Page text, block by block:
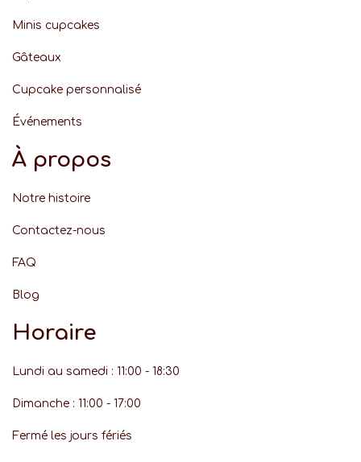
Minis cupcakes
Gâteaux
Cupcake personnalisé
Événements
À propos
Notre histoire
Contactez-nous
FAQ
Blog
Horaire
Lundi au samedi : 11:00 - 18:30
Dimanche : 11:00 - 17:00
Fermé les jours fériés